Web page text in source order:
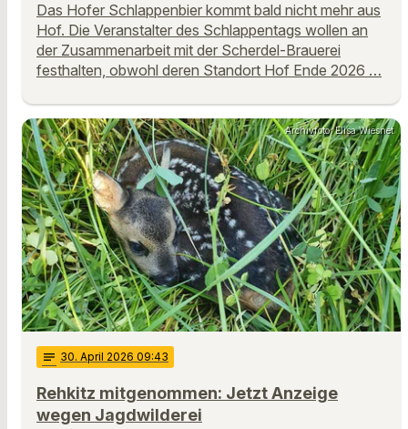
Das Hofer Schlappenbier kommt bald nicht mehr aus
Hof. Die Veranstalter des Schlappentags wollen an
der Zusammenarbeit mit der Scherdel-Brauerei
festhalten, obwohl deren Standort Hof Ende 2026 …
Archivfoto: Elisa Wiesnet
notes 30. April 2026 09:43
Rehkitz mitgenommen: Jetzt Anzeige
wegen Jagdwilderei